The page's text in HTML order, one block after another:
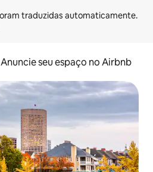
Anuncie seu espaço no Airbnb